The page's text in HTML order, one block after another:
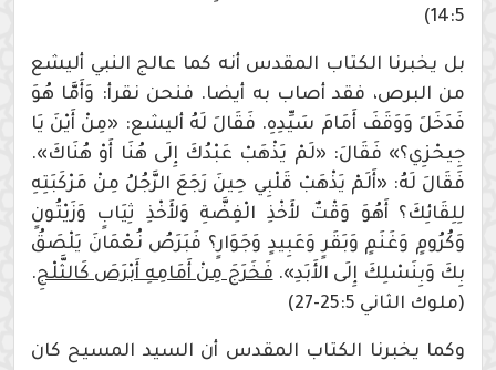
14:5)
بل يخبرنا الكتاب المقدس أنه كما عالج النبي أليشع
من البرص، فقد أصاب به أيضا. فنحن نقرأ: وَأَمَّا هُوَ
فَدَخَلَ وَوَقَفَ أَمَامَ سَيِّدِهِ. فَقَالَ لَهُ أليشع: «مِنْ أَيْنَ يَا
جِيحْزِي؟» فَقَالَ: «لَمْ يَذْهَبْ عَبْدُكَ إِلَى هُنَا أَوْ هُنَاكَ».
فَقَالَ لَهُ: «أَلَمْ يَذْهَبْ قَلْبِي حِينَ رَجَعَ الرَّجُلُ مِنْ مَرْكَبَتِهِ
لِلِقَائِكَ؟ أَهُوَ وَقْتٌ لأَخْذِ الْفِضَّةِ وَلأَخْذِ ثِيَابٍ وَزَيْتُونٍ
وَكُرُومٍ وَغَنَمٍ وَبَقَرٍ وَعَبِيدٍ وَجَوَارٍ؟ فَبَرَصُ نُعْمَانَ يَلْصَقُ
بِكَ وَبِنَسْلِكَ إِلَى الأَبَدِ».فَخَرَجَ مِنْ أَمَامِهِ أَبْرَصَ كَالثَّلْجِ.
(ملوك الثاني 25:5-27)
وكما يخبرنا الكتاب المقدس أن السيد المسيح كان